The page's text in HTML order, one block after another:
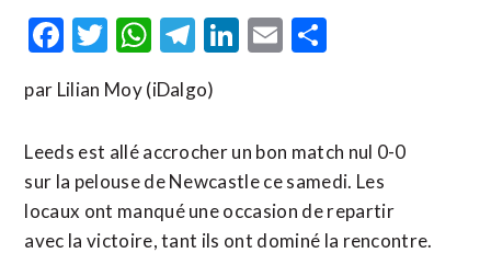
Facebook
Twitter
WhatsApp
Telegram
LinkedIn
Email
par Lilian Moy (iDalgo)
Leeds est allé accrocher un bon match nul 0-0
sur la pelouse de Newcastle ce samedi. Les
locaux ont manqué une occasion de repartir
avec la victoire, tant ils ont dominé la rencontre.